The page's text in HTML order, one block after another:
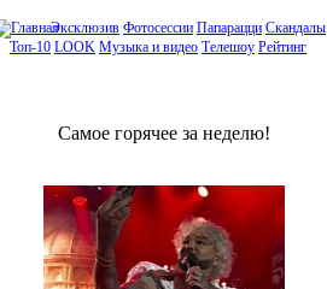
Эксклюзив Фотосессии Папарацци Скандалы
Топ-10 LOOK Музыка и видео Телешоу Рейтинг
Сaмое гoрячее за неделю!